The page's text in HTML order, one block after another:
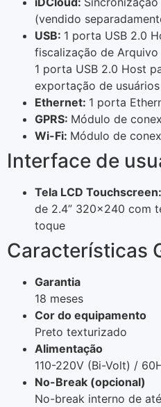
(vendido
USB: 1 porta USB 2.0
fiscalização de Arquivo
1 porta USB 2.0 Host
exportação de
Ethernet: 1 porta
GPRS: Módulo de
Wi-Fi: Módulo de
Interface de
Tela LCD Touchscreen:
de 2.4” 320×240 com
toque
Características
Garantia
18 meses
Cor do equipamento
Preto texturizado
Alimentação
110-220V (Bi-Volt) /
No-Break (opcional)
No-break interno de